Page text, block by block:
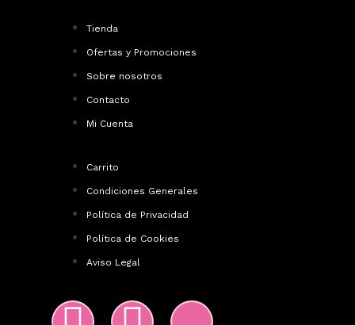
Tienda
Ofertas y Promociones
Sobre nosotros
Contacto
Mi Cuenta
Carrito
Condiciones Generales
Política de Privacidad
Política de Cookies
Aviso Legal